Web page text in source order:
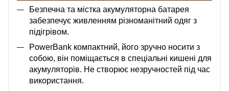
Безпечна та містка акумуляторна батарея
забезпечує живленням різноманітний одяг з
підігрівом.
PowerBank компактний, його зручно носити з
собою, він поміщається в спеціальні кишені для
акумуляторів. Не створює незручностей під час
використання.